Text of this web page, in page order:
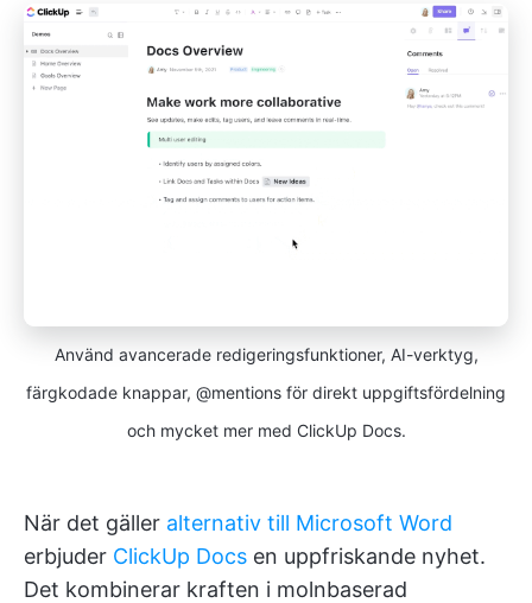
Använd avancerade redigeringsfunktioner, AI-verktyg,
färgkodade knappar, @mentions för direkt uppgiftsfördelning
och mycket mer med ClickUp Docs.
När det gäller alternativ till Microsoft Word
erbjuder ClickUp Docs en uppfriskande nyhet.
Det kombinerar kraften i molnbaserad